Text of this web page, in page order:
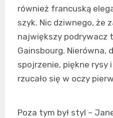
również francuską
szyk. Nic dziwnego, że
największy podrywacz
Gainsbourg. Nierówna,
spojrzenie, piękne rysy
rzucało się w oczy
Poza tym był styl –